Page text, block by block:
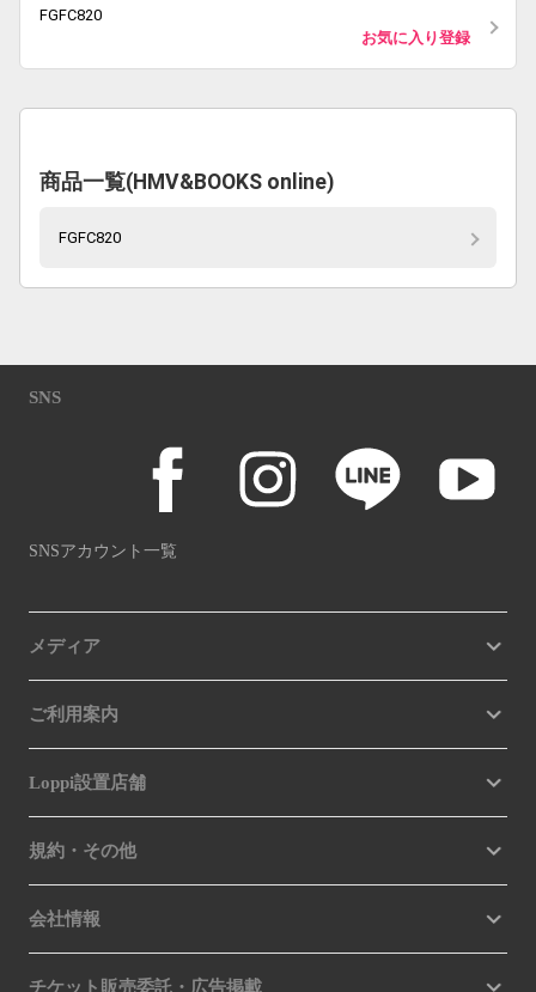
FGFC820
お気に入り登録
商品一覧(HMV&BOOKS online)
FGFC820
SNS
SNSアカウント一覧
メディア
ご利用案内
Loppi設置店舗
規約・その他
会社情報
チケット販売委託・広告掲載